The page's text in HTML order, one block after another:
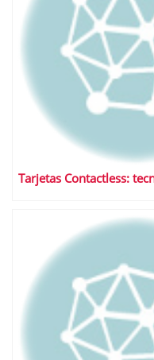
Tarjetas Contactless: